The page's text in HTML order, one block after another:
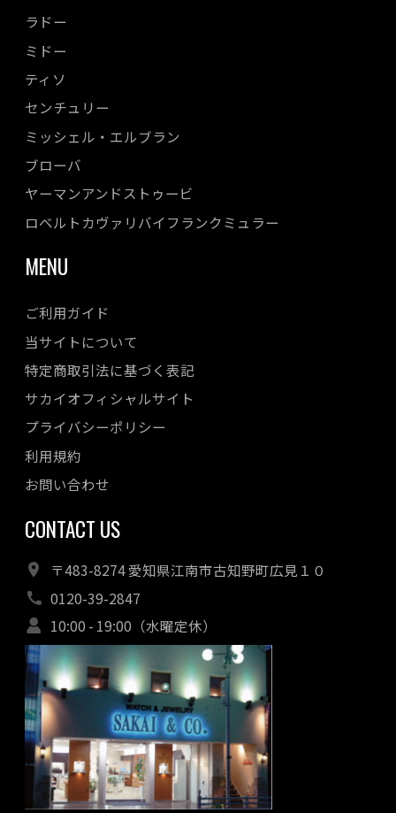
ラドー
ミドー
ティソ
センチュリー
ミッシェル・エルブラン
ブローバ
ヤーマンアンドストゥービ
ロベルトカヴァリバイフランクミュラー
MENU
ご利用ガイド
当サイトについて
特定商取引法に基づく表記
サカイオフィシャルサイト
プライバシーポリシー
利用規約
お問い合わせ
CONTACT US
〒483-8274 愛知県江南市古知野町広見１０
0120-39-2847
10:00 - 19:00（水曜定休）